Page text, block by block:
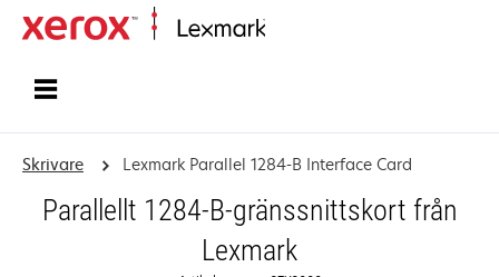
Skrivare Lexmark Parallel 1284-B Interface Card
Parallellt 1284-B-gränssnittskort från
Lexmark